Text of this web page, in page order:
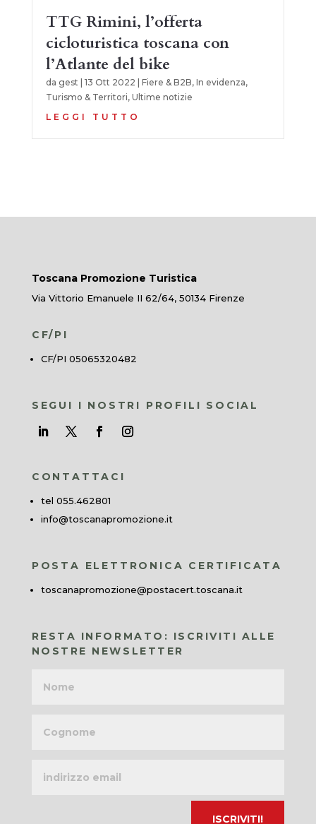
TTG Rimini, l’offerta
cicloturistica toscana con
l’Atlante del bike
da gest 13 Ott 2022 Fiere & B2B, In evidenza,
Turismo & Territori, Ultime notizie
LEGGI TUTTO
Toscana Promozione Turistica
Via Vittorio Emanuele II 62/64, 50134 Firenze
CF/PI
CF/PI 05065320482
SEGUI I NOSTRI PROFILI SOCIAL
CONTATTACI
tel 055.462801
info@toscanapromozione.it
POSTA ELETTRONICA CERTIFICATA
toscanapromozione@postacert.toscana.it
RESTA INFORMATO: ISCRIVITI ALLE
NOSTRE NEWSLETTER
email